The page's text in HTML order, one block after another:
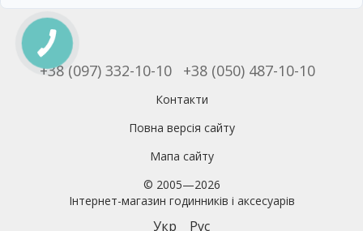
+38 (097) 332-10-10 +38 (050) 487-10-10
Контакти
Повна версія сайту
Мапа сайту
© 2005—2026
Інтернет-магазин годинників і аксесуарів
Укр Рус